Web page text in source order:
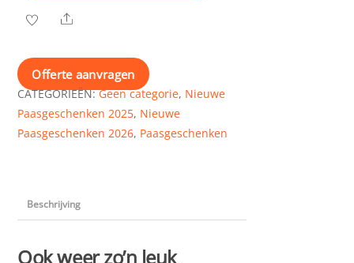
en
leuk
aantal
Share
Offerte aanvragen
CATEGORIEËN:Geen categorie, Nieuwe
Paasgeschenken 2025, Nieuwe
Paasgeschenken 2026, Paasgeschenken
Beschrijving
Ook weer zo’n leuk